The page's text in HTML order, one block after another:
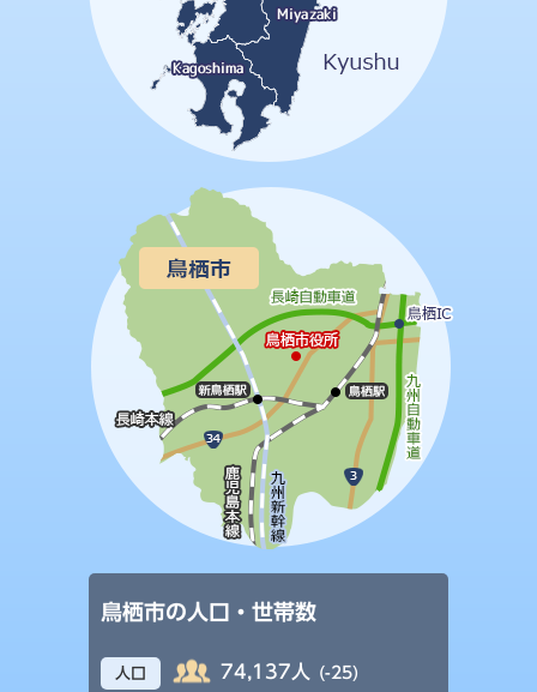
鳥栖市の人口・世帯数
人口 74,137人 (-25)